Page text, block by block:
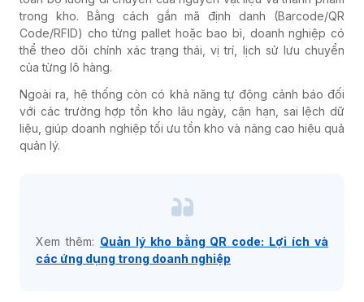
trong kho. Bằng cách gắn mã định danh (Barcode/QR
Code/RFID) cho từng pallet hoặc bao bì, doanh nghiệp có
thể theo dõi chính xác trạng thái, vị trí, lịch sử lưu chuyển
của từng lô hàng.
Ngoài ra, hệ thống còn có khả năng tự động cảnh báo đối
với các trường hợp tồn kho lâu ngày, cận hạn, sai lệch dữ
liệu, giúp doanh nghiệp tối ưu tồn kho và nâng cao hiệu quả
quản lý.
Xem thêm: Quản lý kho bằng QR code: Lợi ích và
các ứng dụng trong doanh nghiệp